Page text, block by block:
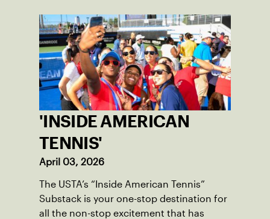
'INSIDE AMERICAN
TENNIS'
April 03, 2026
The USTA’s “Inside American Tennis”
Substack is your one-stop destination for
all the non-stop excitement that has